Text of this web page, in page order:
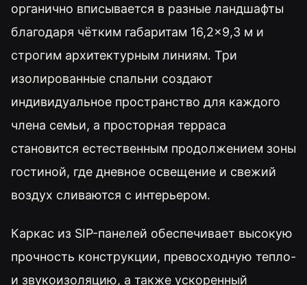
органично вписывается в разные ландшафты
благодаря чётким габаритам 16,2×9,3 м и
строгим архитектурным линиям. Три
изолированные спальни создают
индивидуальное пространство для каждого
члена семьи, а просторная терраса
становится естественным продолжением зоны
гостиной, где дневное освещение и свежий
воздух сливаются с интерьером.
Каркас из SIP-панелей обеспечивает высокую
прочность конструкции, превосходную тепло-
и звукоизоляцию, а также ускоренный